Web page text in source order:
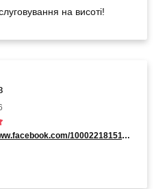
на висоті!
https://www.facebook.com/100022181511777